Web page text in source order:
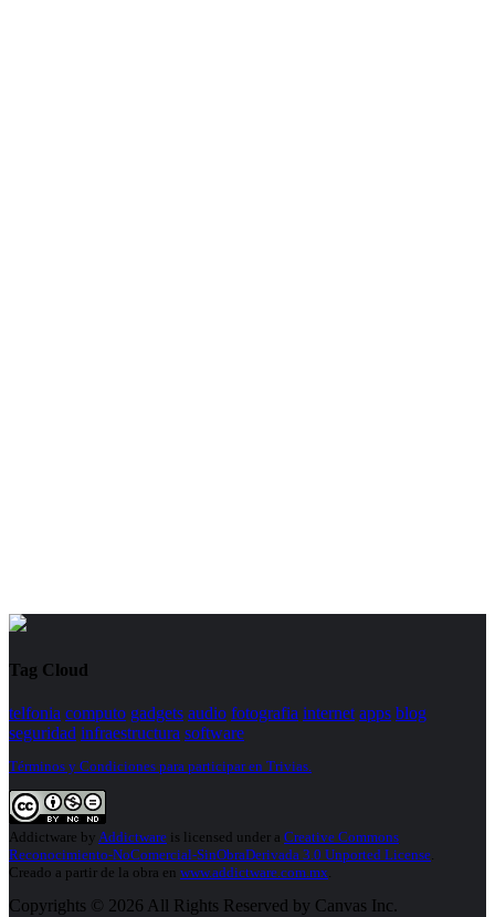
Tag Cloud
telfonia computo gadgets audio fotografia internet apps blog
seguridad infraestructura software
Términos y Condiciones para participar en Trivias.
Addictware by Addictware is licensed under a Creative Commons
Reconocimiento-NoComercial-SinObraDerivada 3.0 Unported License
Creado a partir de la obra en www.addictware.com.mx
Copyrights © 2026 All Rights Reserved by Canvas Inc.